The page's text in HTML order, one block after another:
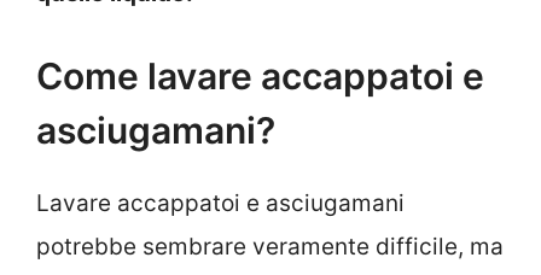
Come lavare accappatoi e
asciugamani?
Lavare accappatoi e asciugamani
potrebbe sembrare veramente difficile, ma